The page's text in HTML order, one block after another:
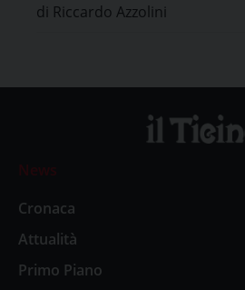
di Riccardo Azzolini
News
Cronaca
Attualità
Primo Piano